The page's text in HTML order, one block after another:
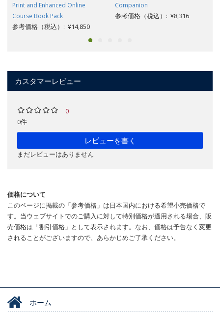
Print and Enhanced Online
Course Book Pack
参考価格（税込）: ¥14,850
Companion
参考価格（税込）: ¥8,316
カスタマーレビュー
0
0件
レビューを書く
まだレビューはありません
価格について
このページに掲載の「参考価格」は日本国内における希望小売価格で
す。当ウェブサイトでのご購入に対して特別価格が適用される場合、販
売価格は「割引価格」として表示されます。なお、価格は予告なく変更
されることがございますので、あらかじめご了承ください。
ホーム